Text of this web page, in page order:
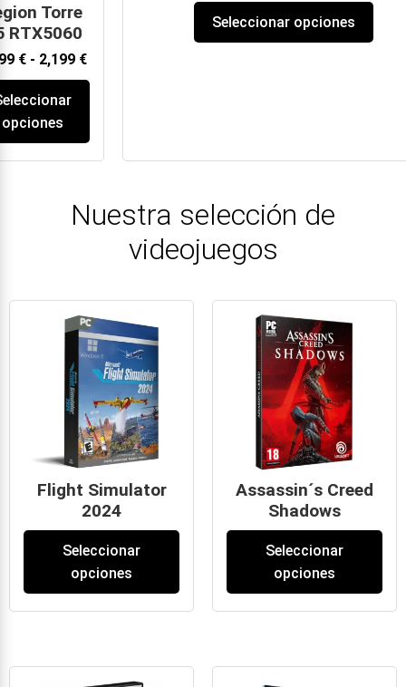
Torre
RTX5060
€ - 2,199 €
opciones
Seleccionar opciones
Nuestra selección de
videojuegos
Flight Simulator
2024
Seleccionar
opciones
Assassin´s Creed
Shadows
Seleccionar
opciones